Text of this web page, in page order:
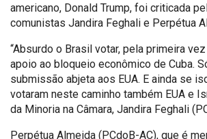
americano, Donald Trump, foi criticada
comunistas Jandira Feghali e Perpétua
“Absurdo o Brasil votar, pela primeira
apoio ao bloqueio econômico de Cuba.
submissão abjeta aos EUA. E ainda se
votaram neste caminho também EUA e
da Minoria na Câmara, Jandira Feghali
Perpétua Almeida (PCdoB-AC), que é